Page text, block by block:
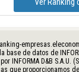
base de datos de
INFORMA D&B S.A.U.
que proporcionamos